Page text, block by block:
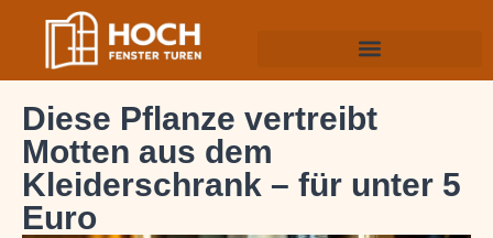
Diese Pflanze vertreibt
Motten aus dem
Kleiderschrank – für unter 5
Euro